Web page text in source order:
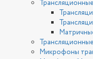
Микрофоны